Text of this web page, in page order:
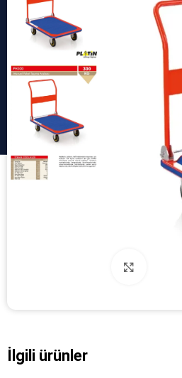
İlgili ürünler